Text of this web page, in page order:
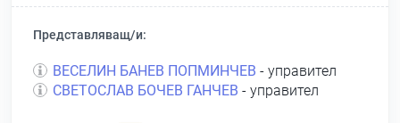
Представляващ/и:
ВЕСЕЛИН БАНЕВ ПОПМИНЧЕВ - управител
СВЕТОСЛАВ БОЧЕВ ГАНЧЕВ - управител